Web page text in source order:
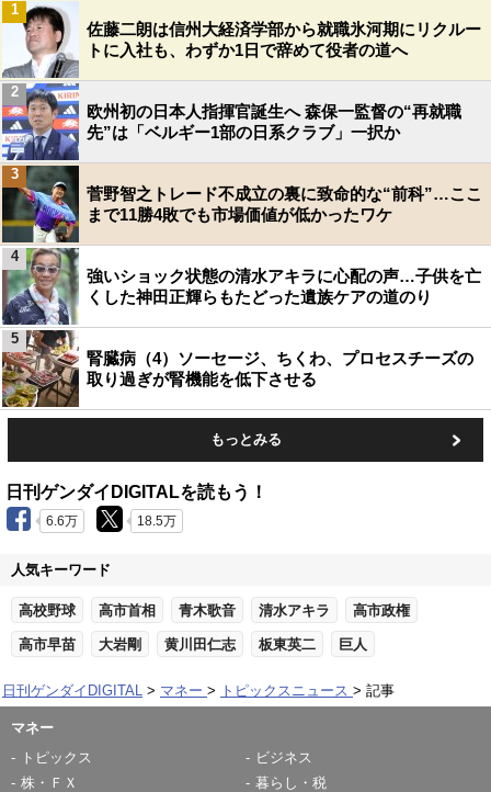
佐藤二朗は信州大経済学部から就職氷河期にリクルー
トに入社も、わずか1日で辞めて役者の道へ
1
欧州初の日本人指揮官誕生へ 森保一監督の“再就職
先”は「ベルギー1部の日系クラブ」一択か
2
菅野智之トレード不成立の裏に致命的な“前科”…ここ
まで11勝4敗でも市場価値が低かったワケ
3
強いショック状態の清水アキラに心配の声…子供を亡
くした神田正輝らもたどった遺族ケアの道のり
4
腎臓病（4）ソーセージ、ちくわ、プロセスチーズの
取り過ぎが腎機能を低下させる
5
もっとみる
日刊ゲンダイDIGITALを読もう！
6.6万 18.5万
人気キーワード
高校野球 高市首相 青木歌音 清水アキラ 高市政権
高市早苗 大岩剛 黄川田仁志 板東英二 巨人
日刊ゲンダイDIGITAL マネー トピックスニュース 記事
マネー
トピックス
ビジネス
株・ＦＸ
暮らし・税